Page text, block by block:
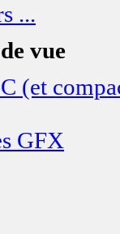
...
vue
(et
GFX